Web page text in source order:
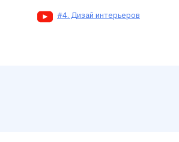
#4. Дизай интерьеров